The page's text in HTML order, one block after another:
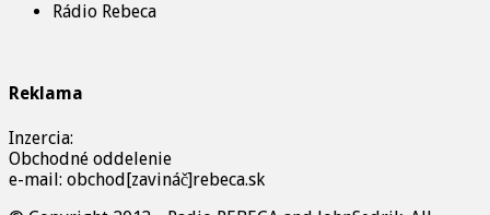
Rádio Rebeca
Reklama
Inzercia:
Obchodné oddelenie
e-mail: obchod[zavináč]rebeca.sk